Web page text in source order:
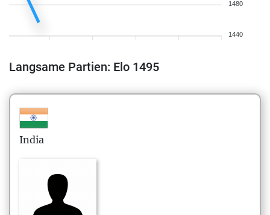
1480
1440
Langsame Partien: Elo 1495
India